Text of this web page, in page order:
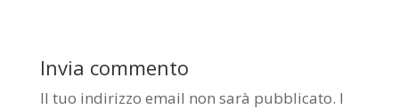
Invia commento
Il tuo indirizzo email non sarà pubblicato. I